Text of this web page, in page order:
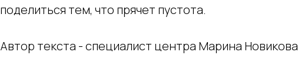
поделиться тем, что прячет пустота.
Автор текста - специалист центра Марина Новикова